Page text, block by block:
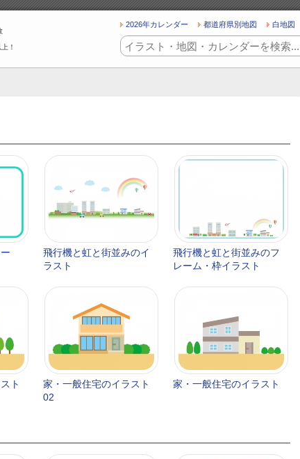
！
2026年カレンダー 都道府県別地図 白地図
飛行機と虹と街並みのイ
ラスト
飛行機と虹と街並みのフ
レーム・枠イラスト
ト
家・一般住宅のイラスト
02
家・一般住宅のイラスト